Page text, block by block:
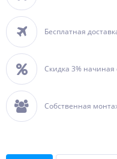
Бесплатная
Скидка 3% начиная
Собственная